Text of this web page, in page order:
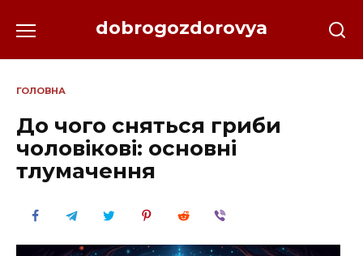
до
dobrogozdorovya
ГОЛОВНА
До чого сняться гриби
чоловікові: основні
тлумачення